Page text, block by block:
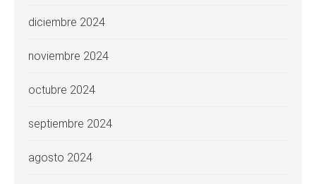
diciembre 2024
noviembre 2024
octubre 2024
septiembre 2024
agosto 2024